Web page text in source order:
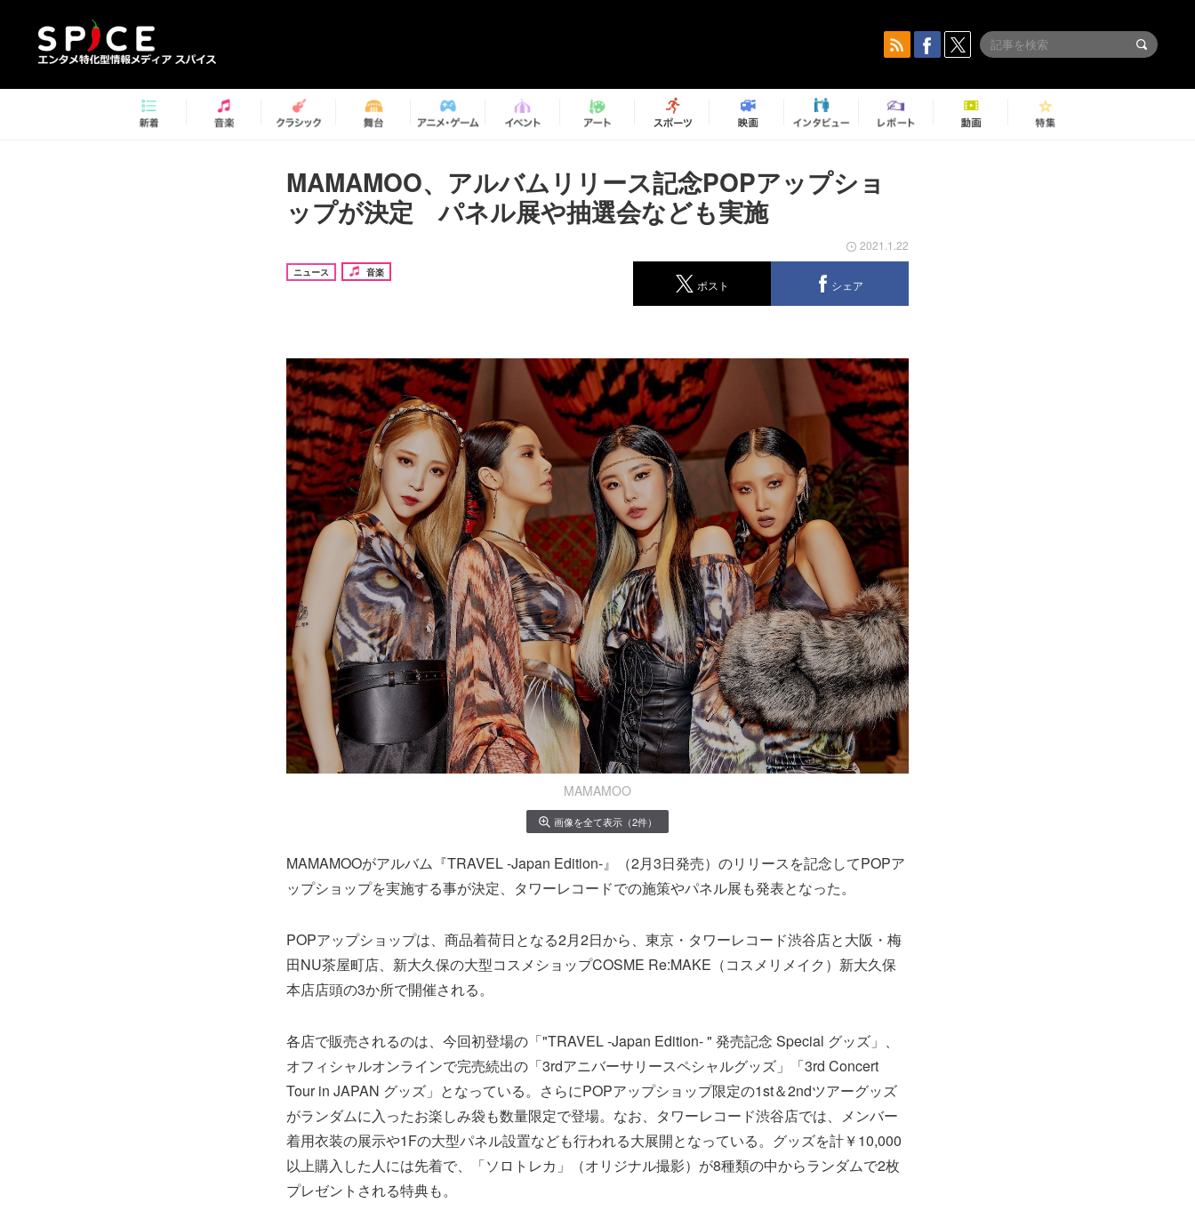
MAMAMOO、アルバムリリース記念POPアップショ
ップが決定 パネル展や抽選会なども実施
ニュース 音楽
2021.1.22
ポスト シェア
MAMAMOO
画像を全て表示（2件）
MAMAMOOがアルバム『TRAVEL -Japan Edition-』（2月3日発売）のリリースを記念してPOPア
ップショップを実施する事が決定、タワーレコードでの施策やパネル展も発表となった。
POPアップショップは、商品着荷日となる2月2日から、東京・タワーレコード渋谷店と大阪・梅
田NU茶屋町店、新大久保の大型コスメショップCOSME Re:MAKE（コスメリメイク）新大久保
本店店頭の3か所で開催される。
各店で販売されるのは、今回初登場の「"TRAVEL -Japan Edition- " 発売記念 Special グッズ」、
オフィシャルオンラインで完売続出の「3rdアニバーサリースペシャルグッズ」「3rd Concert
Tour in JAPAN グッズ」となっている。さらにPOPアップショップ限定の1st＆2ndツアーグッズ
がランダムに入ったお楽しみ袋も数量限定で登場。なお、タワーレコード渋谷店では、メンバー
着用衣装の展示や1Fの大型パネル設置なども行われる大展開となっている。グッズを計￥10,000
以上購入した人には先着で、「ソロトレカ」（オリジナル撮影）が8種類の中からランダムで2枚
プレゼントされる特典も。